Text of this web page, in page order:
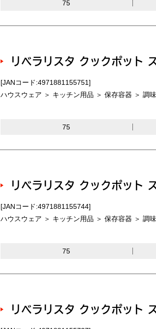
75
リベラリスタ クックポット
[JANコード:4971881155751]
ハウスウェア ＞ キッチン用品 ＞ 保存容器 ＞ 調
75
リベラリスタ クックポット
[JANコード:4971881155744]
ハウスウェア ＞ キッチン用品 ＞ 保存容器 ＞ 調
75
リベラリスタ クックポット